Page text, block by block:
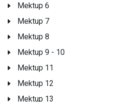
Mektup 6
Mektup 7
Mektup 8
Mektup 9 - 10
Mektup 11
Mektup 12
Mektup 13